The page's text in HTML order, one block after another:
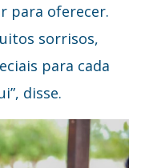
para oferecer.
sorrisos,
para cada
disse.